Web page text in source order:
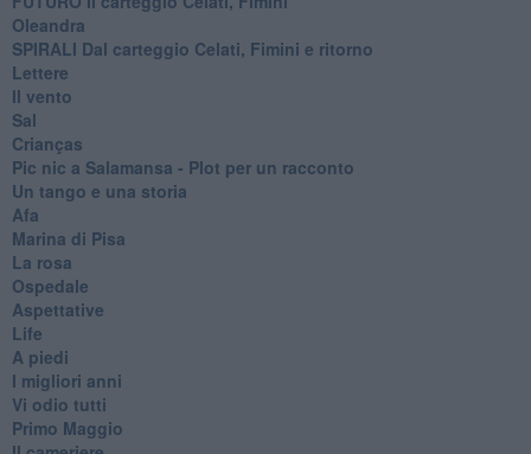
Oleandra
SPIRALI Dal carteggio Celati, Fimini e ritorno
Lettere
Il vento
Sal
Crianças
Pic nic a Salamansa - Plot per un racconto
Un tango e una storia
Afa
Marina di Pisa
La rosa
Ospedale
Aspettative
Life
A piedi
I migliori anni
Vi odio tutti
Primo Maggio